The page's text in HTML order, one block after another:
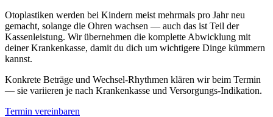
Otoplastiken werden bei Kindern meist mehrmals pro Jahr neu
gemacht, solange die Ohren wachsen — auch das ist Teil der
Kassenleistung. Wir übernehmen die komplette Abwicklung mit
deiner Krankenkasse, damit du dich um wichtigere Dinge kümmern
kannst.
Konkrete Beträge und Wechsel-Rhythmen klären wir beim Termin
— sie variieren je nach Krankenkasse und Versorgungs-Indikation.
Termin vereinbaren